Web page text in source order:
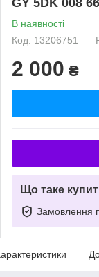
В наявності
Код: 13206751
2 000 ₴
Що таке
Замовлення